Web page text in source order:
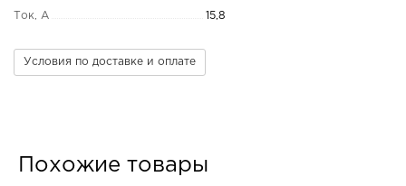
Ток, А 15,8
Условия по доставке и оплате
Похожие товары